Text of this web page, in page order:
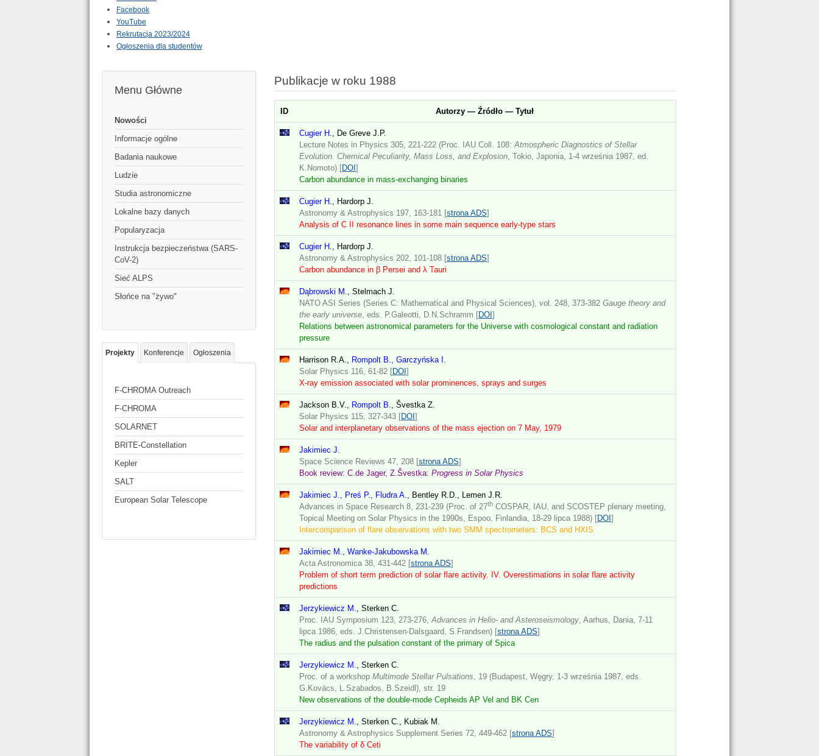
Facebook
YouTube
Rekrutacja 2023/2024
Ogłoszenia dla studentów
Menu Główne
Nowości
Informacje ogólne
Badania naukowe
Ludzie
Studia astronomiczne
Lokalne bazy danych
Popularyzacja
Instrukcja bezpieczeństwa (SARS-
CoV-2)
Sieć ALPS
Słońce na "żywo"
Projekty Konferencje Ogłoszenia
F-CHROMA Outreach
F-CHROMA
SOLARNET
BRITE-Constellation
Kepler
SALT
European Solar Telescope
Publikacje w roku 1988
ID Autorzy — Źródło — Tytuł
Cugier H.
, De Greve J.P.
Lecture Notes in Physics 305, 221-222 (Proc. IAU Coll. 108: Atmospheric Diagnostics of Stellar
Evolution. Chemical Peculiarity, Mass Loss, and Explosion, Tokio, Japonia, 1-4 września 1987, ed.
K.Nomoto) [DOI ]
Carbon abundance in mass-exchanging binaries
Cugier H.
, Hardorp J.
Astronomy & Astrophysics 197, 163-181 [strona ADS]
Analysis of C II resonance lines in some main sequence early-type stars
Cugier H.
, Hardorp J.
Astronomy & Astrophysics 202, 101-108 [strona ADS]
Carbon abundance in β Persei and λ Tauri
Dąbrowski M.
, Stelmach J.
NATO ASI Series (Series C: Mathematical and Physical Sciences), vol. 248, 373-382 Gauge theory and
the early universe, eds. P.Galeotti, D.N.Schramm [DOI ]
Relations between astronomical parameters for the Universe with cosmological constant and radiation
pressure
Harrison R.A.,
Rompolt B., Garczyńska I.
Solar Physics 116, 61-82 [DOI ]
X-ray emission associated with solar prominences, sprays and surges
Jackson B.V., Rompolt B.
, Švestka Z.
Solar Physics 115, 327-343 [DOI ]
Solar and interplanetary observations of the mass ejection on 7 May, 1979
Jakimiec J.
Space Science Reviews 47, 208 [strona ADS]
Book review: C.de Jager, Z.Švestka: Progress in Solar Physics
Jakimiec J., Preś P., Fludra A.
, Bentley R.D., Lemen J.R.
Advances in Space Research 8, 231-239 (Proc. of 27thCOSPAR, IAU, and SCOSTEP plenary meeting,
Topical Meeting on Solar Physics in the 1990s, Espoo, Finlandia, 18-29 lipca 1988) [DOI ]
Intercomparison of flare observations with two SMM spectrometers: BCS and HXIS
Jakimiec M., Wanke-Jakubowska M.
Acta Astronomica 38, 431-442 [strona ADS]
Problem of short term prediction of solar flare activity. IV. Overestimations in solar flare activity
predictions
Jerzykiewicz M.
, Sterken C.
Proc. IAU Symposium 123, 273-276, Advances in Helio- and Asteroseismology, Aarhus, Dania, 7-11
lipca 1986, eds. J.Christensen-Dalsgaard, S.Frandsen) [strona ADS]
The radius and the pulsation constant of the primary of Spica
Jerzykiewicz M.
, Sterken C.
Proc. of a workshop Multimode Stellar Pulsations , 19 (Budapest, Węgry, 1-3 września 1987, eds.
G.Kovács, L.Szabados, B.Szeidl), str. 19
New observations of the double-mode Cepheids AP Vel and BK Cen
Jerzykiewicz M.
, Sterken C., Kubiak M.
Astronomy & Astrophysics Supplement Series 72, 449-462 [strona ADS]
The variability of δ Ceti